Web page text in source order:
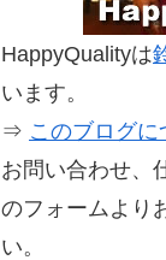
HappyQualityは
います。
⇒ このブログに
お問い合わせ、
のフォームより
い。